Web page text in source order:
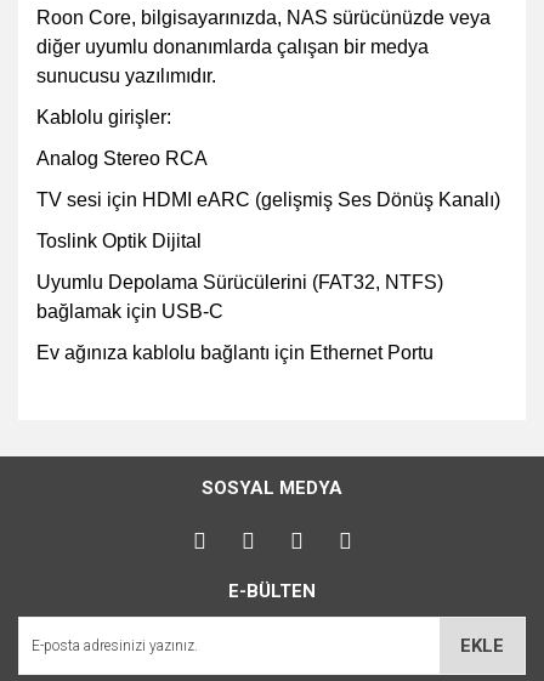
Roon Core, bilgisayarınızda, NAS sürücünüzde veya
diğer uyumlu donanımlarda çalışan bir medya
sunucusu yazılımıdır.
Kablolu girişler:
Analog Stereo RCA
TV sesi için HDMI eARC (gelişmiş Ses Dönüş Kanalı)
Toslink Optik Dijital
Uyumlu Depolama Sürücülerini (FAT32, NTFS)
bağlamak için USB-C
Ev ağınıza kablolu bağlantı için Ethernet Portu
konularda yetersiz gördüğünüz noktaları öneri formunu
kullanarak tarafımıza iletebilirsiniz.
Görüş ve önerileriniz için teşekkür ederiz.
Ürün açıklamasında eksik bilgiler bulunuyor.
SOSYAL MEDYA
E-BÜLTEN
EKLE